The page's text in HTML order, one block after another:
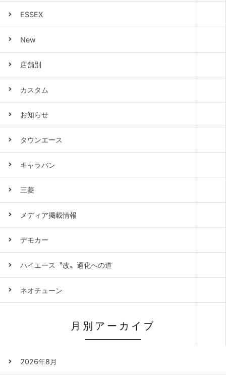
ESSEX
New
店舗別
カスタム
お知らせ
タウンエース
キャラバン
三菱
メディア掲載情報
デモカー
ハイエース〝改〟適化への道
ネオチューン
月別アーカイブ
2026年8月